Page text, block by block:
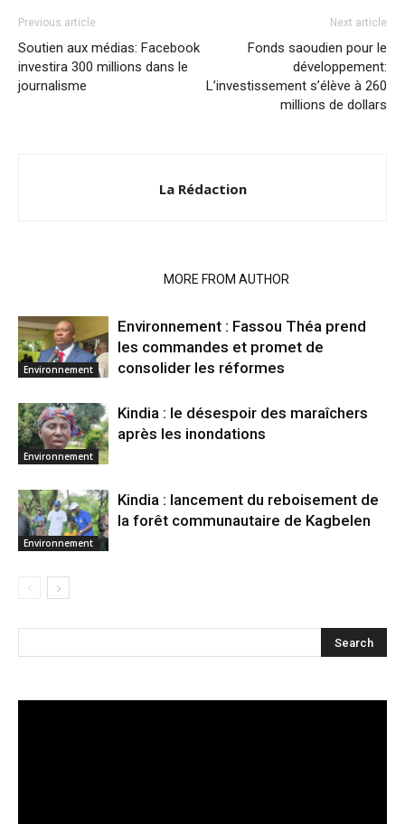
Previous article
Soutien aux médias: Facebook
investira 300 millions dans le
journalisme
Next article
Fonds saoudien pour le
développement:
L’investissement s’élève à 260
millions de dollars
La Rédaction
MORE FROM AUTHOR
Environnement
Environnement : Fassou Théa prend
les commandes et promet de
consolider les réformes
Environnement
Kindia : le désespoir des maraîchers
après les inondations
Environnement
Kindia : lancement du reboisement de
la forêt communautaire de Kagbelen